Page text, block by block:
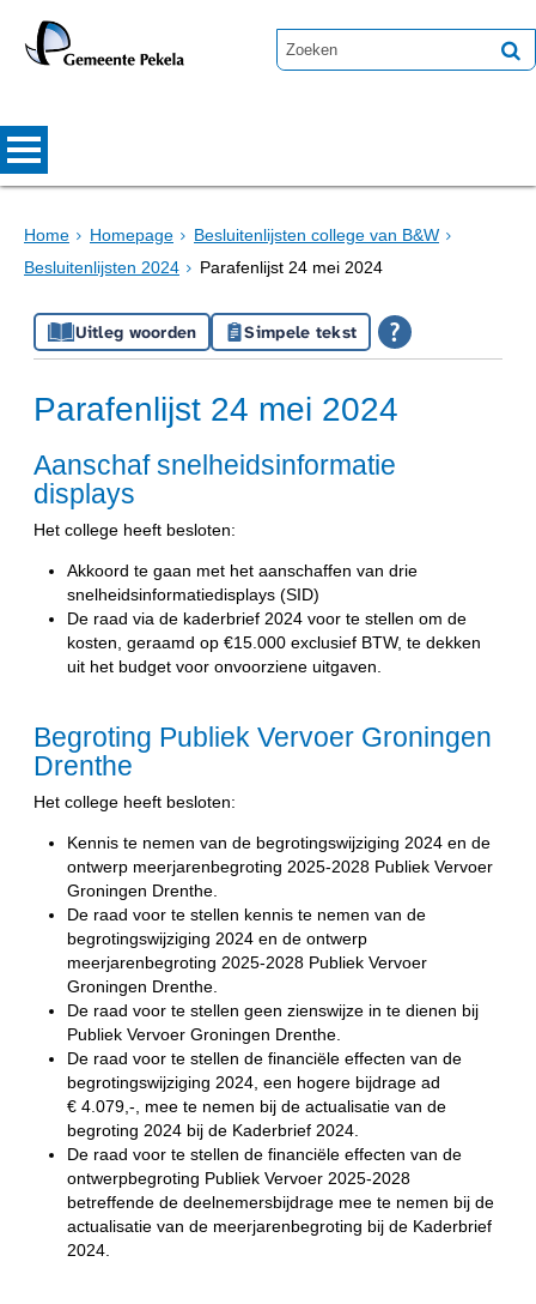
Home Homepage
Besluitenlijsten college van B&W
Besluitenlijsten 2024
Parafenlijst 24 mei 2024
Uitleg woorden Simpele tekst
Parafenlijst 24 mei 2024
Aanschaf snelheidsinformatie
displays
Het college heeft besloten:
Akkoord te gaan met het aanschaffen van drie
snelheidsinformatiedisplays (SID)
De raad via de kaderbrief 2024 voor te stellen om de
kosten, geraamd op €15.000 exclusief BTW, te dekken
uit het budget voor onvoorziene uitgaven.
Begroting Publiek Vervoer Groningen
Drenthe
Het college heeft besloten:
Kennis te nemen van de begrotingswijziging 2024 en de
ontwerp meerjarenbegroting 2025-2028 Publiek Vervoer
Groningen Drenthe.
De raad voor te stellen kennis te nemen van de
begrotingswijziging 2024 en de ontwerp
meerjarenbegroting 2025-2028 Publiek Vervoer
Groningen Drenthe.
De raad voor te stellen geen zienswijze in te dienen bij
Publiek Vervoer Groningen Drenthe.
De raad voor te stellen de financiële effecten van de
begrotingswijziging 2024, een hogere bijdrage ad
€ 4.079,-, mee te nemen bij de actualisatie van de
begroting 2024 bij de Kaderbrief 2024.
De raad voor te stellen de financiële effecten van de
ontwerpbegroting Publiek Vervoer 2025-2028
betreffende de deelnemersbijdrage mee te nemen bij de
actualisatie van de meerjarenbegroting bij de Kaderbrief
2024.